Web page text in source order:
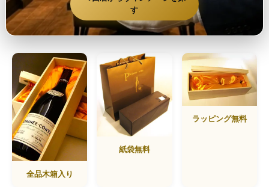
す
全品木箱入り
紙袋無料
ラッピング無料